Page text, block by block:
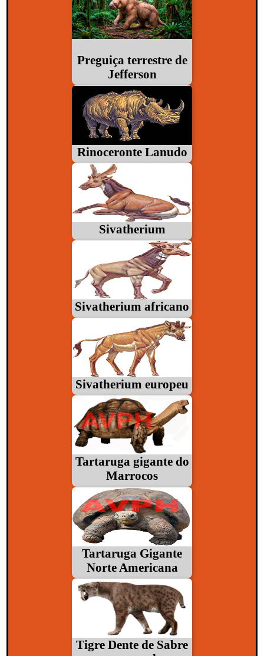
Preguiça terrestre de
Jefferson
Rinoceronte Lanudo
Sivatherium
Sivatherium africano
Sivatherium europeu
Tartaruga gigante do
Marrocos
Tartaruga Gigante
Norte Americana
Tigre Dente de Sabre